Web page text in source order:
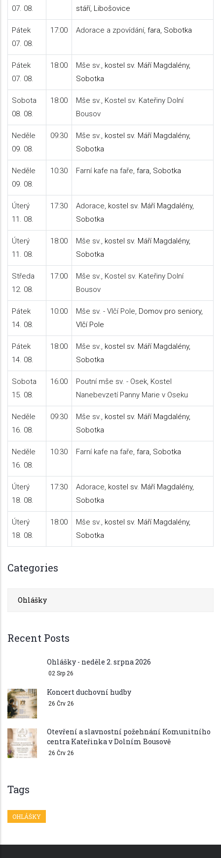
07. 08.
stáří, Libošovice
Pátek
07. 08.
17:00 Adorace a zpovídání, fara, Sobotka
Pátek
07. 08.
18:00 Mše sv., kostel sv. Máří Magdalény,
Sobotka
Sobota
08. 08.
18:00
Mše sv., Kostel sv. Kateřiny Dolní
Bousov
Neděle
09. 08.
09:30 Mše sv., kostel sv. Máří Magdalény,
Sobotka
Neděle
09. 08.
10:30 Farní kafe na faře, fara, Sobotka
Úterý
11. 08.
17:30 Adorace, kostel sv. Máří Magdalény,
Sobotka
Úterý
11. 08.
18:00 Mše sv., kostel sv. Máří Magdalény,
Sobotka
Středa
12. 08.
17:00
Mše sv., Kostel sv. Kateřiny Dolní
Bousov
Pátek
14. 08.
10:00 Mše sv. - Vlčí Pole, Domov pro seniory,
Vlčí Pole
Pátek
14. 08.
18:00 Mše sv., kostel sv. Máří Magdalény,
Sobotka
Sobota
15. 08.
16:00
Poutní mše sv. - Osek, Kostel
Nanebevzetí Panny Marie v Oseku
Neděle
16. 08.
09:30 Mše sv., kostel sv. Máří Magdalény,
Sobotka
Neděle
16. 08.
10:30 Farní kafe na faře, fara, Sobotka
Úterý
18. 08.
17:30 Adorace, kostel sv. Máří Magdalény,
Sobotka
Úterý
18. 08.
18:00 Mše sv., kostel sv. Máří Magdalény,
Sobotka
Categories
Ohlášky
Recent Posts
Ohlášky - neděle 2. srpna 2026
02 Srp 26
Koncert duchovní hudby
26 Črv 26
Otevření a slavnostní požehnání Komunitního
centra Kateřinka v Dolním Bousově
26 Črv 26
Tags
OHLÁŠKY